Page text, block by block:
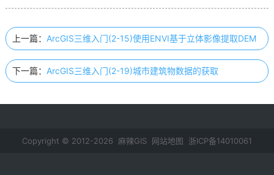
上一篇： ArcGIS三维入门(2-15)使用ENVI基于立体影像提取DEM
下一篇： ArcGIS三维入门(2-19)城市建筑物数据的获取
Copyright © 2012-2026 麻辣GIS 网站地图 浙ICP备14010061